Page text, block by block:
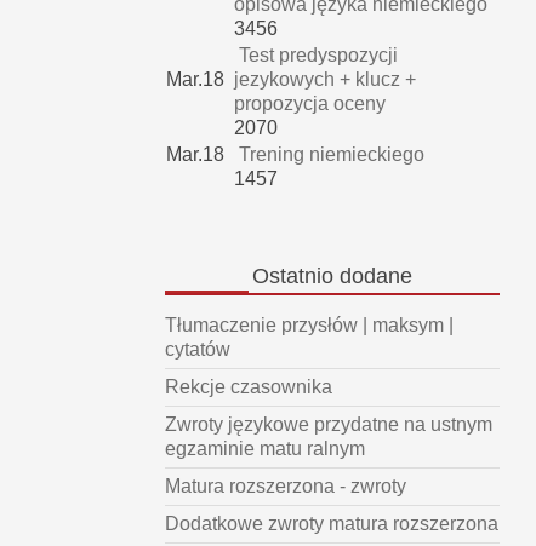
opisowa języka niemieckiego
3456
Mar.18
Test predyspozycji
jezykowych + klucz +
propozycja oceny
2070
Mar.18
Trening niemieckiego
1457
Ostatnio dodane
Tłumaczenie przysłów | maksym |
cytatów
Rekcje czasownika
Zwroty językowe przydatne na ustnym
egzaminie matu ralnym
Matura rozszerzona - zwroty
Dodatkowe zwroty matura rozszerzona